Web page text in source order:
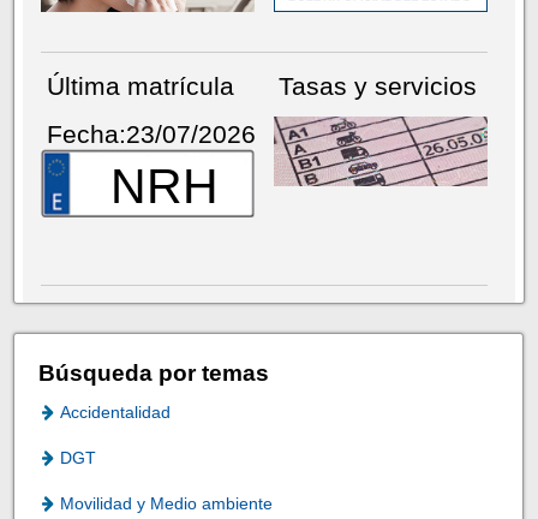
Última matrícula
Fecha:23/07/2026
NRH
Tasas y servicios
Búsqueda por temas
Accidentalidad
DGT
Movilidad y Medio ambiente